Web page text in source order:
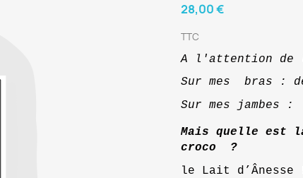
28,00 €
TTC
A l'attention de
Sur mes  bras :
Sur mes jambes
Mais quelle est
croco  ?
le Lait d’Ânesse